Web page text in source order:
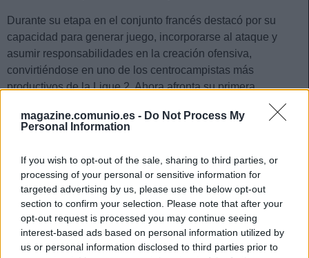
magazine.comunio.es - Do Not Process My
Personal Information
If you wish to opt-out of the sale, sharing to third parties, or
processing of your personal or sensitive information for
targeted advertising by us, please use the below opt-out
section to confirm your selection. Please note that after your
opt-out request is processed you may continue seeing
interest-based ads based on personal information utilized by
us or personal information disclosed to third parties prior to
Durante su etapa en el conjunto francés destacó por su
capacidad para generar juego, incorporarse al ataque y
asumir responsabilidades en la creación ofensiva,
convirtiéndose en uno de los centrocampistas más
productivos de la Ligue 2. Ahora afronta su primera
experiencia fuera de Francia con el objetivo de consolidarse
en LaLiga.
Bardeli viene de completar una temporada sobresaliente
con el Dunkerque. En la Ligue 2 disputó 33 encuentros, en
los que anotó 9 goles y repartió 6 asistencias. En Sofascore
tuvo una media de 7,06 en la Ligue 2.